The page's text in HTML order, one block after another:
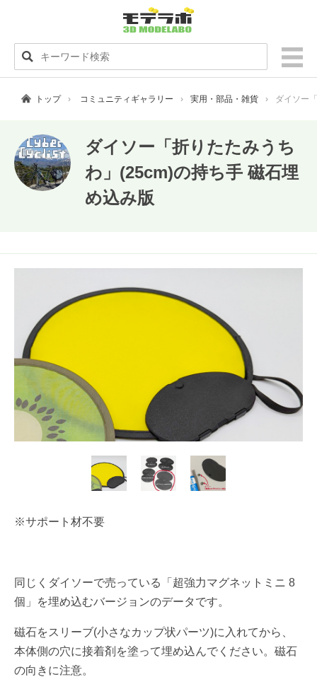
トップ コミュニティギャラリー 実用・部品・雑貨 ダイソー
ダイソー「折りたたみうち
わ」(25cm)の持ち手 磁石埋
め込み版
※サポート材不要
同じくダイソーで売っている「超強力マグネットミニ 8
個」を埋め込むバージョンのデータです。
磁石をスリーブ(小さなカップ状パーツ)に入れてから、
本体側の穴に接着剤を塗って埋め込んでください。磁石
の向きに注意。